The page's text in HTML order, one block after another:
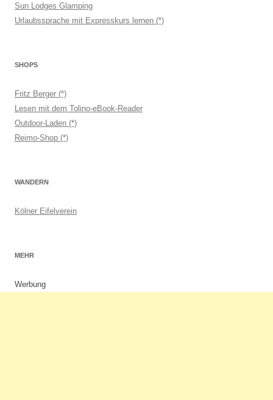
Sun Lodges Glamping
Urlaubssprache mit Expresskurs lernen (*)
SHOPS
Fritz Berger (*)
Lesen mit dem Tolino-eBook-Reader
Outdoor-Laden (*)
Reimo-Shop (*)
WANDERN
Kölner Eifelverein
MEHR
Werbung